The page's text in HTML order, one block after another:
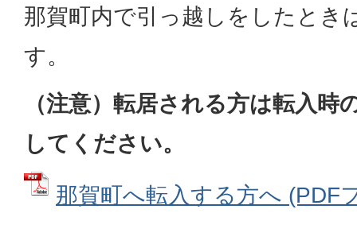
那賀町内で引っ越しをしたとき
す。
（注意）転居される方は転入時
してください。
那賀町へ転入する方へ (PDF